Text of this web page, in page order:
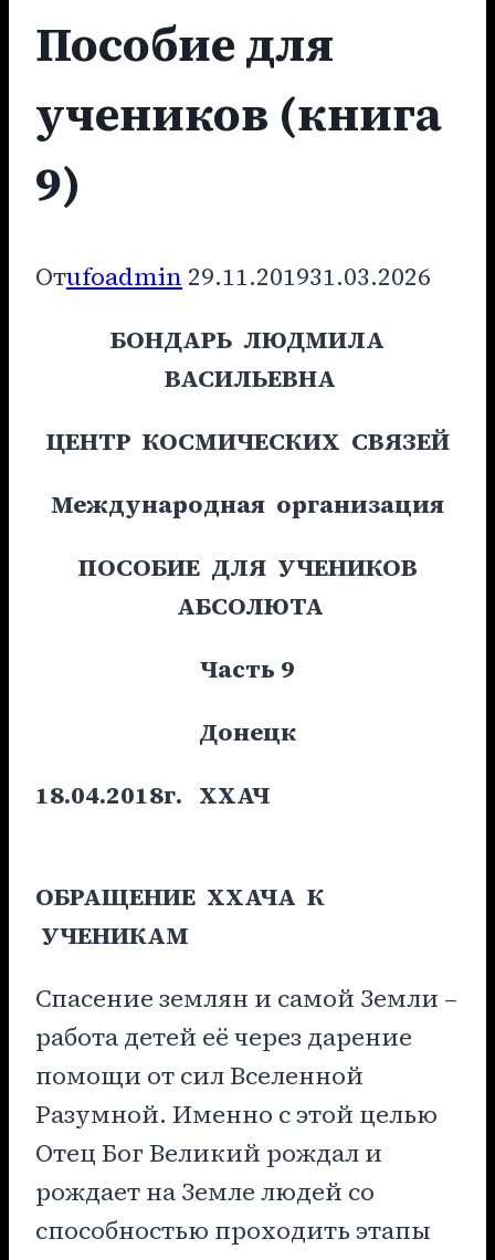
Пособие для
учеников (книга
9)
Отufoadmin 29.11.201931.03.2026
БОНДАРЬ ЛЮДМИЛА
ВАСИЛЬЕВНА
ЦЕНТР КОСМИЧЕСКИХ СВЯЗЕЙ
Международная организация
ПОСОБИЕ ДЛЯ УЧЕНИКОВ
АБСОЛЮТА
Часть 9
Донецк
18.04.2018г. ХХАЧ
ОБРАЩЕНИЕ ХХАЧА К
УЧЕНИКАМ
Спасение землян и самой Земли –
работа детей её через дарение
помощи от сил Вселенной
Разумной. Именно с этой целью
Отец Бог Великий рождал и
рождает на Земле людей со
способностью проходить этапы